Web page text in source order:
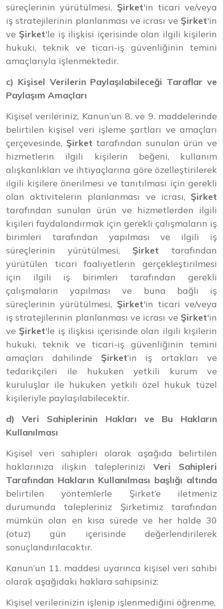
süreçlerinin yürütülmesi, Şirket'in ticari ve/veya
iş stratejilerinin planlanması ve icrası ve Şirket'in
ve Şirket'le iş ilişkisi içerisinde olan ilgili kişilerin
hukuki, teknik ve ticari-iş güvenliğinin temini
amaçlarıyla işlenmektedir.
c) Kişisel Verilerin Paylaşılabileceği Taraflar ve
Paylaşım Amaçları
Kişisel verileriniz, Kanun’un 8. ve 9. maddelerinde
belirtilen kişisel veri işleme şartları ve amaçları
çerçevesinde, Şirket tarafından sunulan ürün ve
hizmetlerin ilgili kişilerin beğeni, kullanım
alışkanlıkları ve ihtiyaçlarına göre özelleştirilerek
ilgili kişilere önerilmesi ve tanıtılması için gerekli
olan aktivitelerin planlanması ve icrası, Şirket
tarafından sunulan ürün ve hizmetlerden ilgili
kişileri faydalandırmak için gerekli çalışmaların iş
birimleri tarafından yapılması ve ilgili iş
süreçlerinin yürütülmesi, Şirket tarafından
yürütülen ticari faaliyetlerin gerçekleştirilmesi
için ilgili iş birimleri tarafından gerekli
çalışmaların yapılması ve buna bağlı iş
süreçlerinin yürütülmesi, Şirket'in ticari ve/veya
iş stratejilerinin planlanması ve icrası ve Şirket'in
ve Şirket'le iş ilişkisi içerisinde olan ilgili kişilerin
hukuki, teknik ve ticari-iş güvenliğinin temini
amaçları dahilinde Şirket’in iş ortakları ve
tedarikçileri ile hukuken yetkili kurum ve
kuruluşlar ile hukuken yetkili özel hukuk tüzel
kişileriyle paylaşılabilecektir.
d) Veri Sahiplerinin Hakları ve Bu Hakların
Kullanılması
Kişisel veri sahipleri olarak aşağıda belirtilen
haklarınıza ilişkin taleplerinizi Veri Sahipleri
Tarafından Hakların Kullanılması başlığı altında
belirtilen yöntemlerle Şirket’e iletmeniz
durumunda talepleriniz Şirketimiz tarafından
mümkün olan en kısa sürede ve her halde 30
(otuz) gün içerisinde değerlendirilerek
sonuçlandırılacaktır.
Kanun’un 11. maddesi uyarınca kişisel veri sahibi
olarak aşağıdaki haklara sahipsiniz:
Kişisel verilerinizin işlenip işlenmediğini öğrenme,